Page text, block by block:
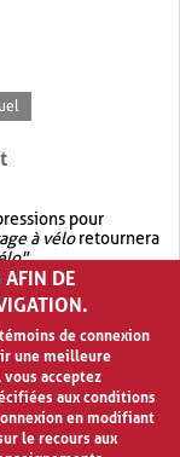
pour
à véloretournera
.
OR.garage OR vélo
à vélo
AFIN DE
de connexion
une meilleure
acceptez
aux conditions
en modifiant
le recours aux